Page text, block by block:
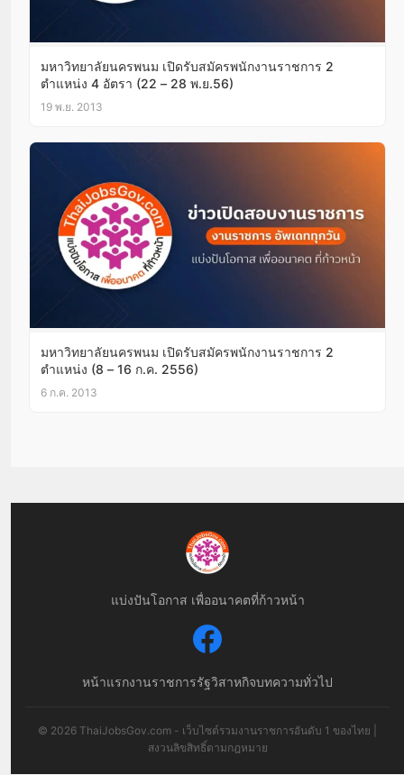
มหาวิทยาลัยนครพนม เปิดรับสมัครพนักงานราชการ 2
ตำแหน่ง 4 อัตรา (22 – 28 พ.ย.56)
19 พ.ย. 2013
มหาวิทยาลัยนครพนม เปิดรับสมัครพนักงานราชการ 2
ตำแหน่ง (8 – 16 ก.ค. 2556)
6 ก.ค. 2013
แบ่งปันโอกาส เพื่ออนาคตที่ก้าวหน้า
หน้าแรกงานราชการรัฐวิสาหกิจบทความทั่วไป
© 2026 ThaiJobsGov.com - เว็บไซต์รวมงานราชการอันดับ 1 ของไทย |
สงวนลิขสิทธิ์ตามกฎหมาย